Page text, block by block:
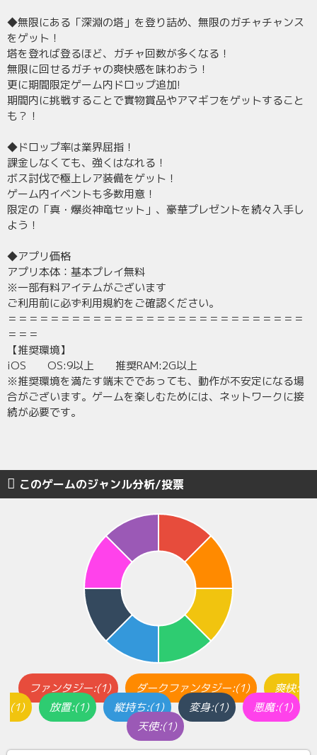
◆無限にある「深淵の塔」を登り詰め、無限のガチャチャンス
をゲット！
塔を登れば登るほど、ガチャ回数が多くなる！
無限に回せるガチャの爽快感を味わおう！
更に期間限定ゲーム内ドロップ追加!
期間内に挑戦することで實物賞品やアマギフをゲットすること
も？！
◆ドロップ率は業界屈指！
課金しなくても、強くはなれる！
ボス討伐で極上レア装備をゲット！
ゲーム内イベントも多数用意！
限定の「真・爆炎神竜セット」、豪華プレゼントを続々入手し
よう！
◆アプリ価格
アプリ本体：基本プレイ無料
※一部有料アイテムがございます
ご利用前に必ず利用規約をご確認ください。
＝＝＝＝＝＝＝＝＝＝＝＝＝＝＝＝＝＝＝＝＝＝＝＝＝＝＝＝
＝＝＝
【推奨環境】
iOS OS:9以上 推奨RAM:2G以上
※推奨環境を満たす端末でであっても、動作が不安定になる場
合がございます。ゲームを楽しむためには、ネットワークに接
続が必要です。
このゲームのジャンル分析/投票
ファンタジー:(1) ダークファンタジー:(1)
爽快:
(1)
放置:(1) 縦持ち:(1) 変身:(1)
悪魔:(1)
天使:(1)